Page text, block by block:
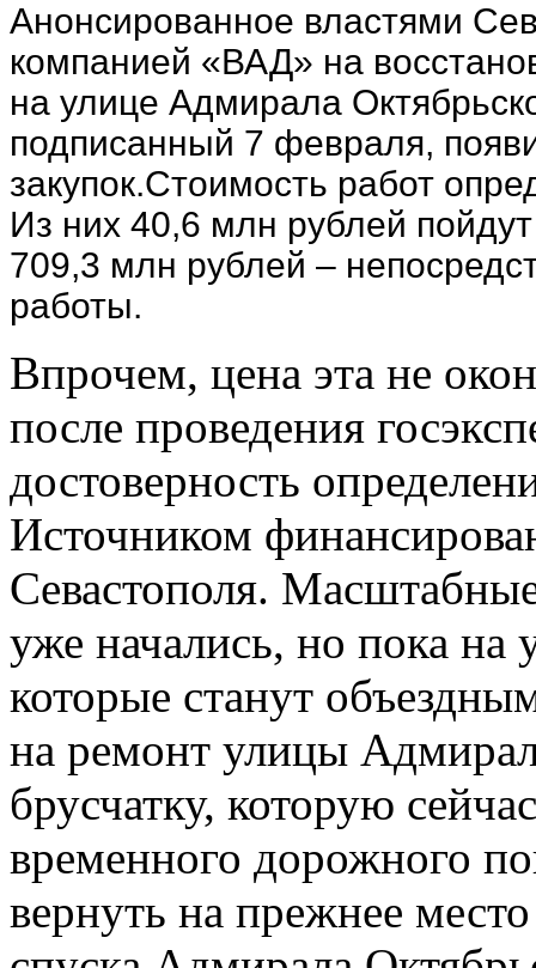
Анонсированное властями
компанией «ВАД» на
на улице Адмирала
подписанный 7 февраля,
закупок.Стоимость работ
Из них 40,6 млн рублей
709,3 млн рублей –
работы.
Впрочем, цена эта не
после проведения
достоверность
Источником
Севастополя.
уже начались, но пока
которые станут
на ремонт улицы
брусчатку, которую
временного дорожного
вернуть на прежнее